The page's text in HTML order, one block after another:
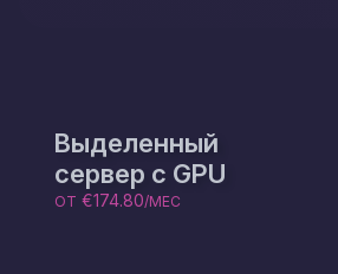
Выделенный
сервер с GPU
ОТ €174.80/МЕС